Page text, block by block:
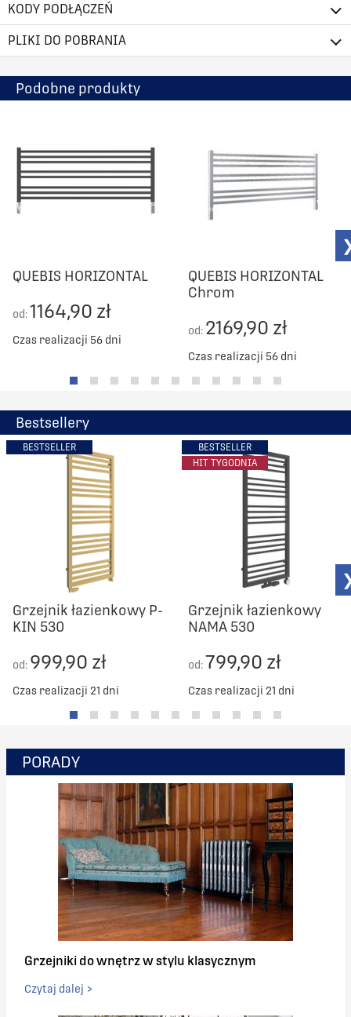
KODY PODŁĄCZEŃ
PLIKI DO POBRANIA
Podobne produkty
QUEBIS HORIZONTAL
od:1164,90 zł
Czas realizacji 56 dni
QUEBIS HORIZONTAL
Chrom
od: 2169,90 zł
Czas realizacji 56 dni
Bestsellery
BESTSELLER
Grzejnik łazienkowy P-
KIN 530
od: 999,90 zł
Czas realizacji 21 dni
BESTSELLER
HIT TYGODNIA
Grzejnik łazienkowy
NAMA 530
od:799,90 zł
Czas realizacji 21 dni
PORADY
Grzejniki do wnętrz w stylu klasycznym
Czytaj dalej >